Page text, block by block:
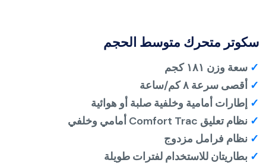
سكوتر متحرك متوسط ​​الحجم
✓ سعة وزن ١٨١ كجم
✓ أقصى سرعة ٨ كم/ساعة
✓ إطارات أمامية وخلفية صلبة أو هوائية
✓ نظام تعليق Comfort Trac أمامي وخلفي
✓ نظام فرامل مزدوج
✓ بطاريتان للاستخدام لفترات طويلة